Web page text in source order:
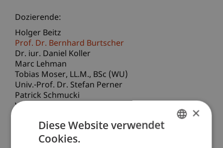
Dozierende:
Holger Beitz
Prof. Dr. Bernhard Burtscher
Dr. iur. Daniel Koller
Marc Lehman
Tobias Moser LL.M., BSc (WU)
Univ.-Prof. Dr. Stefan Perner
Patrick Schmucki
Volker Schulz
School/Professur:
Bank- und Finanzmarktrecht
×
Diese Website verwendet
Cookies.